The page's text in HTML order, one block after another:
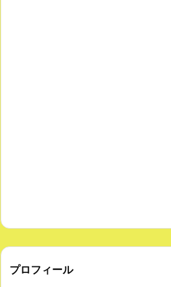
プロフィール